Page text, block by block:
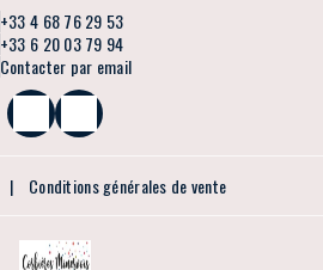
+33 4 68 76 29 53
+33 6 20 03 79 94
Contacter par email
| Conditions générales de vente